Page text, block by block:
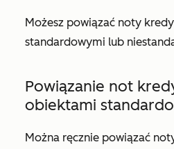
Możesz powiązać noty
standardowymi lub
Powiązanie not
obiektami
Można ręcznie powiązać